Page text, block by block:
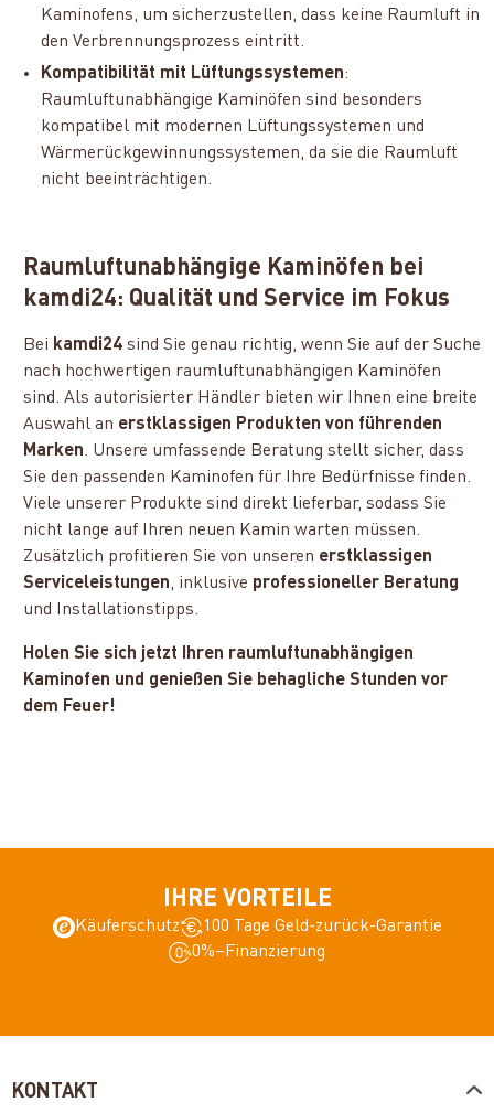
Kaminofens, um sicherzustellen, dass keine Raumluft in
den Verbrennungsprozess eintritt.
Kompatibilität mit Lüftungssystemen:
Raumluftunabhängige Kaminöfen sind besonders
kompatibel mit modernen Lüftungssystemen und
Wärmerückgewinnungssystemen, da sie die Raumluft
nicht beeinträchtigen.
Raumluftunabhängige Kaminöfen bei
kamdi24: Qualität und Service im Fokus
Bei kamdi24 sind Sie genau richtig, wenn Sie auf der Suche
nach hochwertigen raumluftunabhängigen Kaminöfen
sind. Als autorisierter Händler bieten wir Ihnen eine breite
Auswahl an erstklassigen Produkten von führenden
Marken. Unsere umfassende Beratung stellt sicher, dass
Sie den passenden Kaminofen für Ihre Bedürfnisse finden.
Viele unserer Produkte sind direkt lieferbar, sodass Sie
nicht lange auf Ihren neuen Kamin warten müssen.
Zusätzlich profitieren Sie von unseren erstklassigen
Serviceleistungen, inklusive professioneller Beratung
und Installationstipps.
Holen Sie sich jetzt Ihren raumluftunabhängigen
Kaminofen und genießen Sie behagliche Stunden vor
dem Feuer!
IHRE VORTEILE
Käuferschutz
100 Tage Geld-zurück-Garantie
0%–Finanzierung
KONTAKT